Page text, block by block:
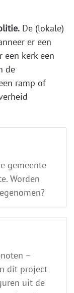
De (lokale)
er een
een kerk een
de
ramp of
gemeente
Worden
–
dit project
uit de